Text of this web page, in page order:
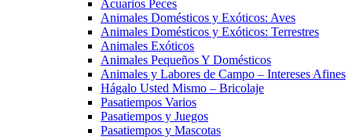
Acuarios Peces
Animales Domésticos y Exóticos: Aves
Animales Domésticos y Exóticos: Terrestres
Animales Exóticos
Animales Pequeños Y Domésticos
Animales y Labores de Campo – Intereses Afines
Hágalo Usted Mismo – Bricolaje
Pasatiempos Varios
Pasatiempos y Juegos
Pasatiempos y Mascotas